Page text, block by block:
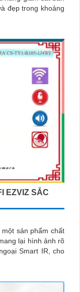
đẹp trong khoảng
EZVIZ SẮC
sản phẩm chất
lại hình ảnh rõ